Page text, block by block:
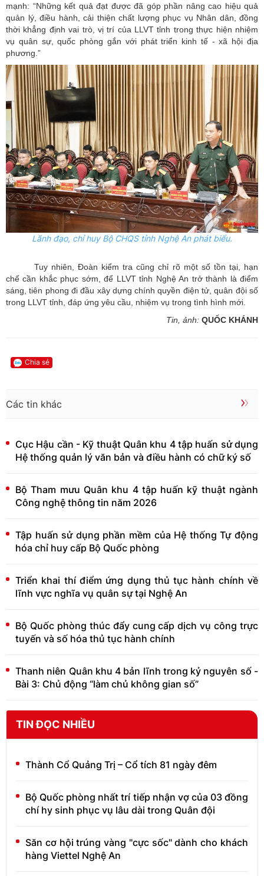
mạnh: “Những kết quả đạt được đã góp phần nâng cao hiệu quả
quản lý, điều hành, cải thiện chất lượng phục vụ Nhân dân, đồng
thời khẳng định vai trò, vị trí của LLVT tỉnh trong thực hiện nhiệm
vụ quân sự, quốc phòng gắn với phát triển kinh tế - xã hội địa
phương.”
Lãnh đạo, chỉ huy Bộ CHQS tỉnh Nghệ An phát biểu.
Tuy nhiên, Đoàn kiểm tra cũng chỉ rõ một số tồn tại, hạn
chế cần khắc phục sớm, để LLVT tỉnh Nghệ An trở thành là điểm
sáng, tiên phong đi đầu xây dựng chính quyền điện tử, quân đội số
trong LLVT tỉnh, đáp ứng yêu cầu, nhiệm vụ trong tình hình mới.
Tin, ảnh: QUỐC KHÁNH
Chia sẻ
Các tin khác
Cục Hậu cần - Kỹ thuật Quân khu 4 tập huấn sử dụng
Hệ thống quản lý văn bản và điều hành có chữ ký số
Bộ Tham mưu Quân khu 4 tập huấn kỹ thuật ngành
Công nghệ thông tin năm 2026
Tập huấn sử dụng phần mềm của Hệ thống Tự động
hóa chỉ huy cấp Bộ Quốc phòng
Triển khai thí điểm ứng dụng thủ tục hành chính về
lĩnh vực nghĩa vụ quân sự tại Nghệ An
Bộ Quốc phòng thúc đẩy cung cấp dịch vụ công trực
tuyến và số hóa thủ tục hành chính
Thanh niên Quân khu 4 bản lĩnh trong kỷ nguyên số -
Bài 3: Chủ động “làm chủ không gian số”
TIN ĐỌC NHIỀU
Thành Cổ Quảng Trị – Cổ tích 81 ngày đêm
Bộ Quốc phòng nhất trí tiếp nhận vợ của 03 đồng
chí hy sinh phục vụ lâu dài trong Quân đội
Săn cơ hội trúng vàng "cực sốc" dành cho khách
hàng Viettel Nghệ An